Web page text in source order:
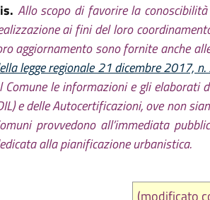
Allo scopo di favorire la
ai fini del loro
aggiornamento sono fornite anche
legge regionale 21 dicembre 2017,
Comune le informazioni e gli elaborati
e delle Autocertificazioni, ove non
provvedono all’immediata
alla pianificazione urbanistica.
(modificato